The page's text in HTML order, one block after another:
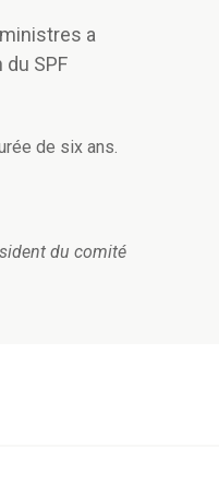
a
SPF
de six ans.
du comité